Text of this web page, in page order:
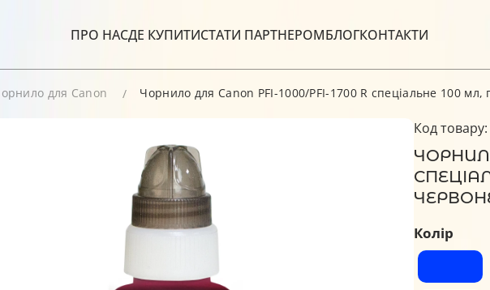
ПРО НАСДЕ КУПИТИСТАТИ ПАРТНЕРОМБЛОГКОНТАКТИ
для Canon Чорнило для Canon PFI-1000/PFI-1700 R спеціальне 100
Код
Колір